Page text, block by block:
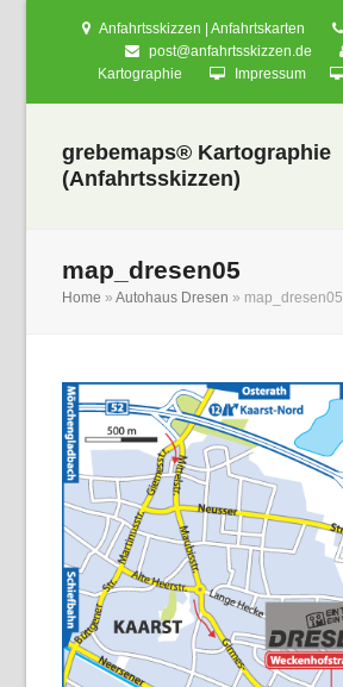
Anfahrtsskizzen | Anfahrtskarten
post@anfahrtsskizzen.de
Kartographie
Impressum
grebemaps® Kartographie
(Anfahrtsskizzen)
map_dresen05
Home »Autohaus Dresen » map_dresen05